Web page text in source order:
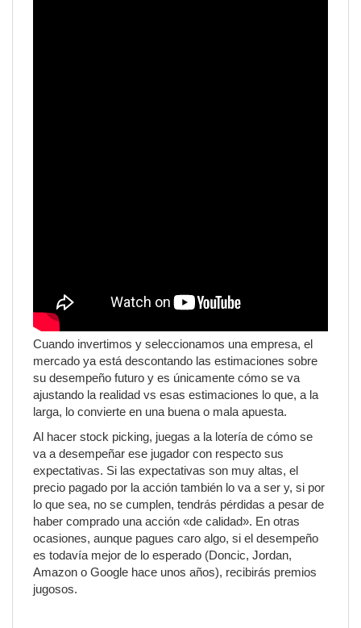
Cuando invertimos y seleccionamos una empresa, el
mercado ya está descontando las estimaciones sobre
su desempeño futuro y es únicamente cómo se va
ajustando la realidad vs esas estimaciones lo que, a la
larga, lo convierte en una buena o mala apuesta.
Al hacer stock picking, juegas a la lotería de cómo se
va a desempeñar ese jugador con respecto sus
expectativas. Si las expectativas son muy altas, el
precio pagado por la acción también lo va a ser y, si por
lo que sea, no se cumplen, tendrás pérdidas a pesar de
haber comprado una acción «de calidad». En otras
ocasiones, aunque pagues caro algo, si el desempeño
es todavía mejor de lo esperado (Doncic, Jordan,
Amazon o Google hace unos años), recibirás premios
jugosos.